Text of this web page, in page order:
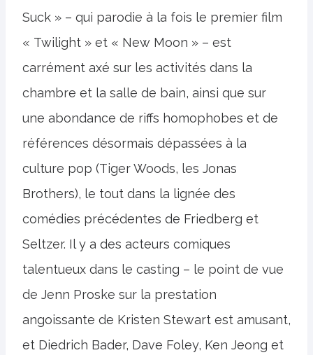
Suck » – qui parodie à la fois le premier film
« Twilight » et « New Moon » – est
carrément axé sur les activités dans la
chambre et la salle de bain, ainsi que sur
une abondance de riffs homophobes et de
références désormais dépassées à la
culture pop (Tiger Woods, les Jonas
Brothers), le tout dans la lignée des
comédies précédentes de Friedberg et
Seltzer. Il y a des acteurs comiques
talentueux dans le casting – le point de vue
de Jenn Proske sur la prestation
angoissante de Kristen Stewart est amusant,
et Diedrich Bader, Dave Foley, Ken Jeong et